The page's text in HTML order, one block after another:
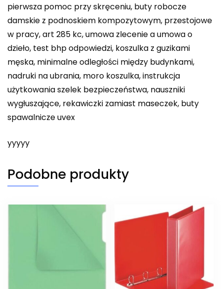
pierwsza pomoc przy skręceniu, buty robocze
damskie z podnoskiem kompozytowym, przestojowe
w pracy, art 285 kc, umowa zlecenie a umowa o
dzieło, test bhp odpowiedzi, koszulka z guzikami
męska, minimalne odległości między budynkami,
nadruki na ubrania, moro koszulka, instrukcja
użytkowania szelek bezpieczeństwa, nauszniki
wygłuszające, rekawiczki zamiast maseczek, buty
spawalnicze uvex
yyyyy
Podobne produkty